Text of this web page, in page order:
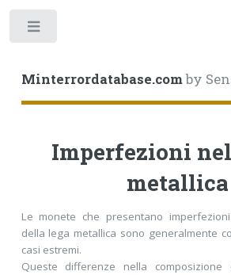
Minterrordatabase.comby
Imperfezioni
metallica
Le monete che presentano
della lega metallica sono generalmente
casi estremi.
Queste differenze nella